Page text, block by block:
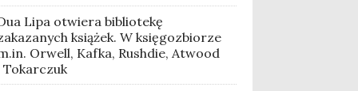
Lipa otwiera bibliotekę
książek. W księgozbiorze
Orwell, Kafka, Rushdie, Atwood
Tokarczuk